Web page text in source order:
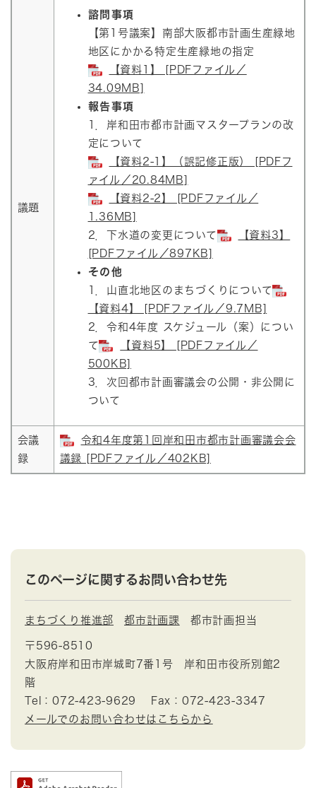
議題
諮問事項
【第1号議案】南部大阪都市計画生産緑地
地区にかかる特定生産緑地の指定
【資料1】 [PDFファイル／
34.09MB]
報告事項
1．岸和田市都市計画マスタープランの改
定について
【資料2-1】（誤記修正版） [PDFフ
ァイル／20.84MB]
【資料2-2】 [PDFファイル／
1.36MB]
2．下水道の変更について
【資料3】
[PDFファイル／897KB]
その他
1．山直北地区のまちづくりについて
【資料4】 [PDFファイル／9.7MB]
2．令和4年度 スケジュール（案）につい
て
【資料5】 [PDFファイル／
500KB]
3．次回都市計画審議会の公開・非公開に
ついて
会議
録
令和4年度第1回岸和田市都市計画審議会会
議録 [PDFファイル／402KB]
このページに関するお問い合わせ先
まちづくり推進部 都市計画課 都市計画担当
〒596-8510
大阪府岸和田市岸城町7番1号 岸和田市役所別館2
階
Tel：072-423-9629
Fax：072-423-3347
メールでのお問い合わせはこちらから